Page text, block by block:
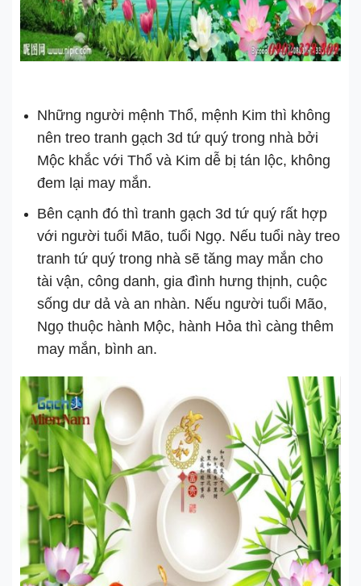
Những người mệnh Thổ, mệnh Kim thì không
nên treo tranh gạch 3d tứ quý trong nhà bởi
Mộc khắc với Thổ và Kim dễ bị tán lộc, không
đem lại may mắn.
Bên cạnh đó thì tranh gạch 3d tứ quý rất hợp
với người tuổi Mão, tuổi Ngọ. Nếu tuổi này treo
tranh tứ quý trong nhà sẽ tăng may mắn cho
tài vận, công danh, gia đình hưng thịnh, cuộc
sống dư dả và an nhàn. Nếu người tuổi Mão,
Ngọ thuộc hành Mộc, hành Hỏa thì càng thêm
may mắn, bình an.